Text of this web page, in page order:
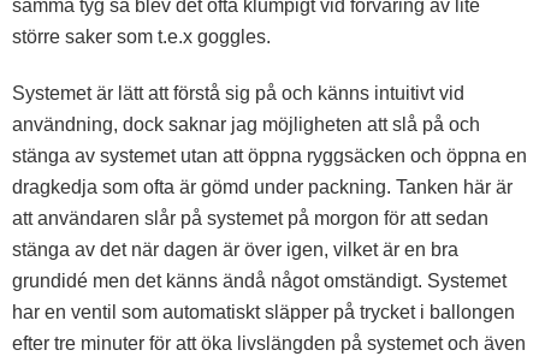
samma tyg så blev det ofta klumpigt vid förvaring av lite
större saker som t.e.x goggles.
Systemet är lätt att förstå sig på och känns intuitivt vid
användning, dock saknar jag möjligheten att slå på och
stänga av systemet utan att öppna ryggsäcken och öppna en
dragkedja som ofta är gömd under packning. Tanken här är
att användaren slår på systemet på morgon för att sedan
stänga av det när dagen är över igen, vilket är en bra
grundidé men det känns ändå något omständigt. Systemet
har en ventil som automatiskt släpper på trycket i ballongen
efter tre minuter för att öka livslängden på systemet och även